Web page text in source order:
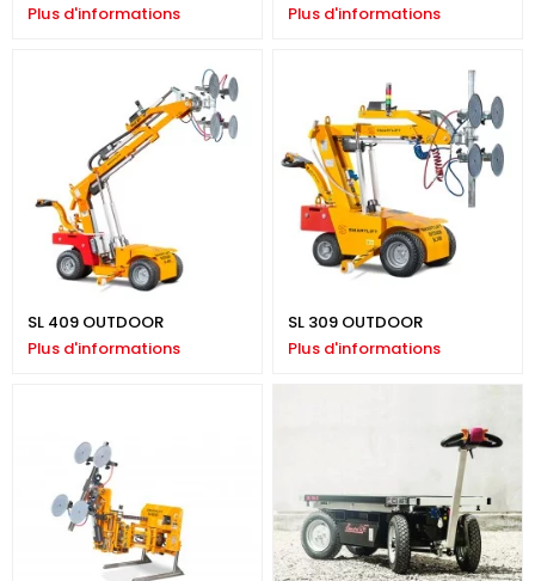
Plus d'informations
Plus d'informations
SL 409 OUTDOOR
Plus d'informations
SL 309 OUTDOOR
Plus d'informations